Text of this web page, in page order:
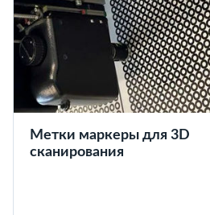
Метки маркеры для 3D
сканирования